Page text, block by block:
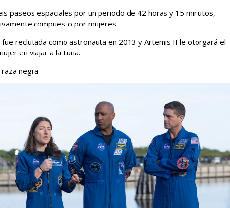
paseos espaciales por un periodo de 42 horas y 15 minutos,
compuesto por mujeres.
fue reclutada como astronauta en 2013 y Artemis II le otorgará el
en viajar a la Luna.
negra